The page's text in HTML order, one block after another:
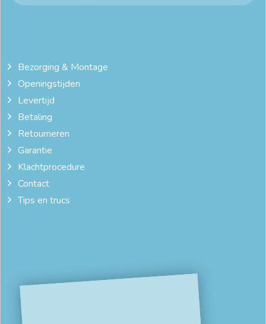
Bezorging & Montage
Openingstijden
Levertijd
Betaling
Retourneren
Garantie
Klachtprocedure
Contact
Tips en trucs